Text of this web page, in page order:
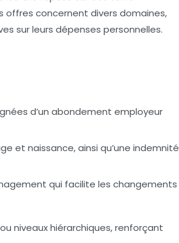
concernent divers domaines,
sur leurs dépenses personnelles.
d’un abondement employeur
et naissance, ainsi qu’une indemnité
qui facilite les changements
niveaux hiérarchiques, renforçant